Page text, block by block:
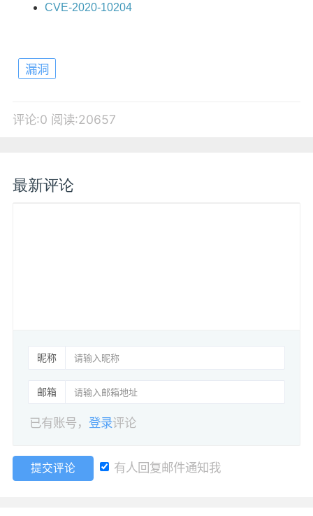
CVE-2020-10204
漏洞
评论:0 阅读:20657
最新评论
昵称
邮箱
已有账号，登录评论
提交评论 有人回复邮件通知我